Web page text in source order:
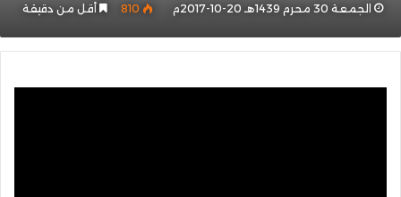
الجمعة 30 محرم 1439هـ 20-10-2017م 810 أقل من دقيقة